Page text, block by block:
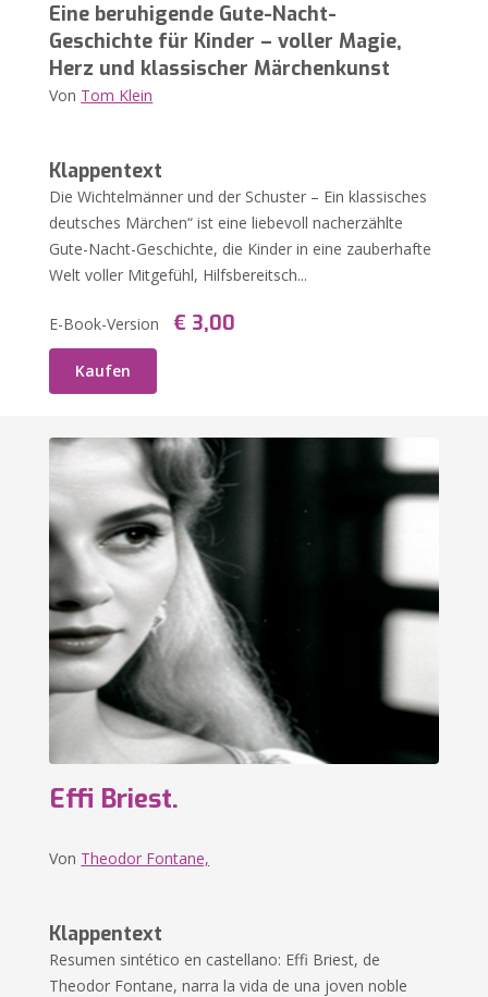
Eine beruhigende Gute-Nacht-
Geschichte für Kinder – voller Magie,
Herz und klassischer Märchenkunst
Von Tom Klein
Klappentext
Die Wichtelmänner und der Schuster – Ein klassisches
deutsches Märchen“ ist eine liebevoll nacherzählte
Gute-Nacht-Geschichte, die Kinder in eine zauberhafte
Welt voller Mitgefühl, Hilfsbereitsch...
E-Book-Version € 3,00
Kaufen
Effi Briest.
Von Theodor Fontane,
Klappentext
Resumen sintético en castellano: Effi Briest, de
Theodor Fontane, narra la vida de una joven noble